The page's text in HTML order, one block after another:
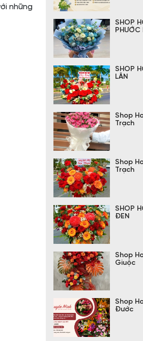
những
SHOP
PHƯỚC
SHOP
LÂN
Shop
Trạch
Shop
Trạch
SHOP
ĐEN
Shop
Giuộc
Shop
Đước